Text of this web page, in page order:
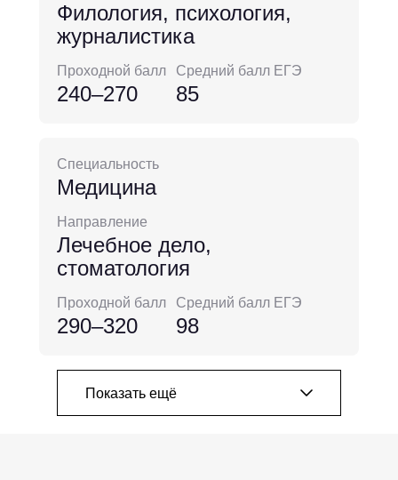
Филология, психология,
журналистика
Проходной балл Средний балл ЕГЭ
240–270 85
Специальность
Медицина
Направление
Лечебное дело,
стоматология
Проходной балл Средний балл ЕГЭ
290–320 98
Специальность
Юриспруденция
Показать ещё